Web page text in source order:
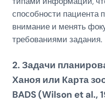
способности пациента
внимание и менять
требованиями задания.
2. Задачи
Ханоя или Карта
BADS (Wilson et al.,